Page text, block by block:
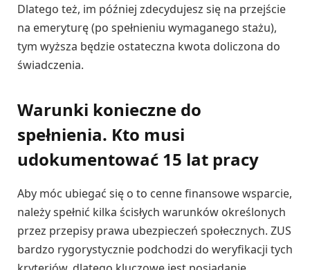
Dlatego też, im później zdecydujesz się na przejście
na emeryturę (po spełnieniu wymaganego stażu),
tym wyższa będzie ostateczna kwota doliczona do
świadczenia.
Warunki konieczne do
spełnienia. Kto musi
udokumentować 15 lat pracy
Aby móc ubiegać się o to cenne finansowe wsparcie,
należy spełnić kilka ścisłych warunków określonych
przez przepisy prawa ubezpieczeń społecznych. ZUS
bardzo rygorystycznie podchodzi do weryfikacji tych